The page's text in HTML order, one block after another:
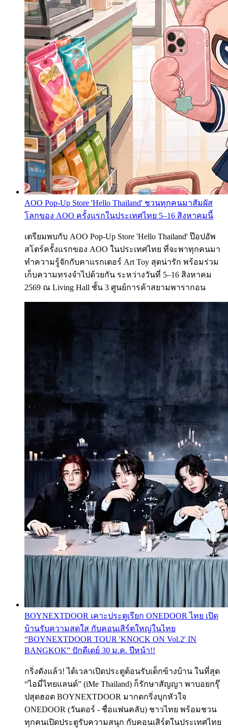
AOO Pop-Up Store 'Hello Thailand' ชวนทุกคนมาสัมผัส
โลกของ AOO ครั้งแรกในประเทศไทย 5–16 สิงหาคมนี้
เตรียมพบกับ AOO Pop-Up Store 'Hello Thailand' ป๊อปอัพ
สโตร์ครั้งแรกของ AOO ในประเทศไทย ที่จะพาทุกคนมา
ทำความรู้จักกับคาแรกเตอร์ Art Toy สุดน่ารัก พร้อมร่วม
เก็บความทรงจำไปด้วยกัน ระหว่างวันที่ 5–16 สิงหาคม
2569 ณ Living Hall ชั้น 3 ศูนย์การค้าสยามพารากอน
BOYNEXTDOOR เคาะประตูเรียก ONEDOOR ไทย เปิด
บ้านรับความสดใส กับคอนเสิร์ตใหญ่ในไทย
“BOYNEXTDOOR TOUR 'KNOCK ON Vol.2' IN
BANGKOK” ปักดีเดย์ 30 ม.ค. ปีหน้า!!
กริ่งดังแล้ว! ได้เวลาเปิดประตูต้อนรับเด็กข้างบ้าน ในที่สุด
“ไอมี่ไทยแลนด์” (iMe Thailand) ก็รักษาสัญญา พาบอยกรุ๊
ปสุดฮอต BOYNEXTDOOR มากดกริ่งบุกหัวใจ
ONEDOOR (วันดอร์ - ชื่อแฟนคลับ) ชาวไทย พร้อมชวน
ทุกคนเปิดประตูรับความสนุก กับคอนเสิร์ตในประเทศไทย